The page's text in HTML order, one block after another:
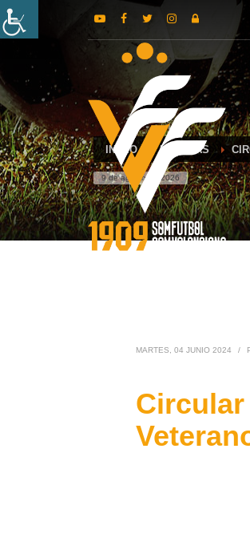
INICIO NOTICIAS
9 de agosto de 2026
MARTES, 04 JUNIO 2024 /
Circular